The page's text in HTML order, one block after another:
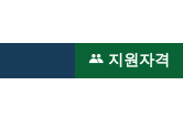
지원자격